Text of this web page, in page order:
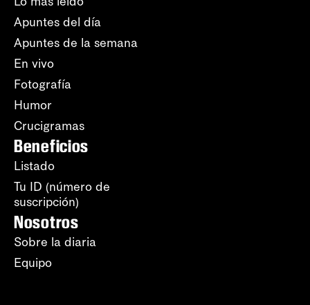
Apuntes del día
Apuntes de la semana
En vivo
Fotografía
Humor
Crucigramas
Beneficios
Listado
Tu ID (número de
suscripción)
Nosotros
Sobre la diaria
Equipo